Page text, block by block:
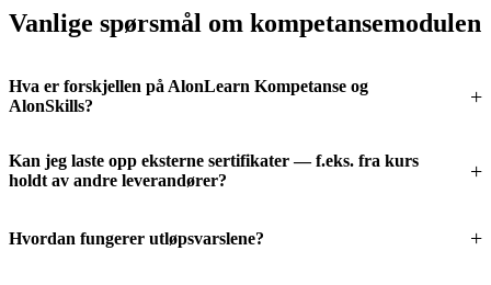
Vanlige spørsmål om kompetansemodulen
Hva er forskjellen på AlonLearn Kompetanse og
AlonSkills?
Kan jeg laste opp eksterne sertifikater — f.eks. fra kurs
holdt av andre leverandører?
Hvordan fungerer utløpsvarslene?